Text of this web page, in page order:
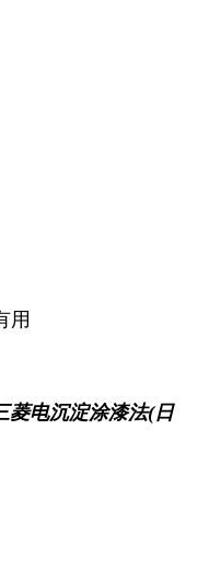
用
菱电沉淀涂漆法(日